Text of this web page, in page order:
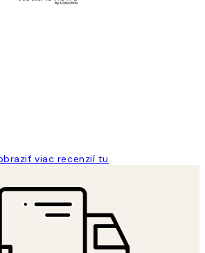
viac recenzií tu